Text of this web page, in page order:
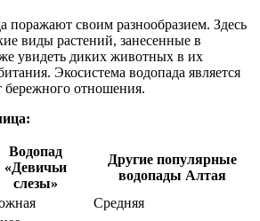
поражают своим разнообразием. Здесь
виды растений, занесенные в
увидеть диких животных в их
Экосистема водопада является
бережного отношения.
Водопад
«Девичьи
слезы»
Другие популярные
водопады Алтая
Средняя